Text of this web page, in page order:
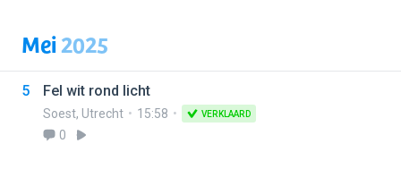
Mei2025
5 Fel wit rond licht
Soest, Utrecht 15:58 VERKLAARD
0